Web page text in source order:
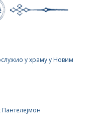
у храму у Новим